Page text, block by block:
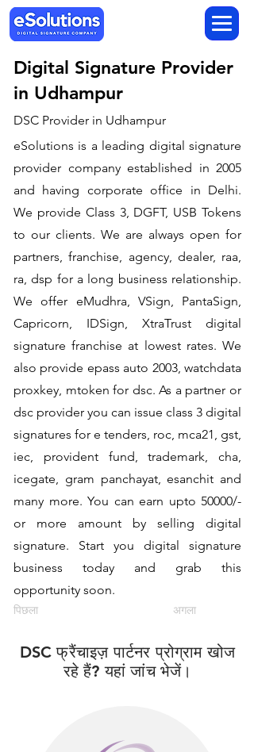
Digital Signature Provider
in Udhampur
DSC Provider in Udhampur
eSolutions is a leading digital signature
provider company established in 2005
and having corporate office in Delhi.
We provide Class 3, DGFT, USB Tokens
to our clients. We are always open for
partners, franchise, agency, dealer, raa,
ra, dsp for a long business relationship.
We offer eMudhra, VSign, PantaSign,
Capricorn, IDSign, XtraTrust digital
signature franchise at lowest rates. We
also provide epass auto 2003, watchdata
proxkey, mtoken for dsc. As a partner or
dsc provider you can issue class 3 digital
signatures for e tenders, roc, mca21, gst,
iec, provident fund, trademark, cha,
icegate, gram panchayat, esanchit and
many more. You can earn upto 50000/-
or more amount by selling digital
signature. Start you digital signature
business today and grab this
opportunity soon.
पिछला अगला
DSC फ्रैंचाइज़ पार्टनर प्रोग्राम खोज
रहे हैं? यहां जांच भेजें।